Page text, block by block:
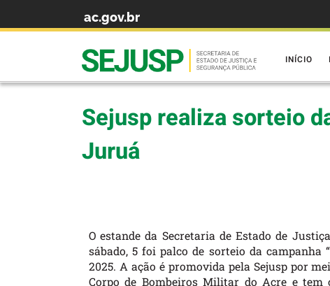
ac.gov.br
INÍCIO
Sejusp realiza sorteio
Juruá
O estande da Secretaria de Estado de
sábado, 5 foi palco de sorteio da campanha
2025. A ação é promovida pela Sejusp por
Corpo de Bombeiros Militar do Acre e tem